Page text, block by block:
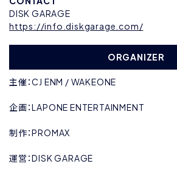
DISK GARAGE
https://info.diskgarage.com/
ORGANIZER
主催：CJ ENM / WAKEONE
企画：LAPONE ENTERTAINMENT
制作：PROMAX
運営：DISK GARAGE